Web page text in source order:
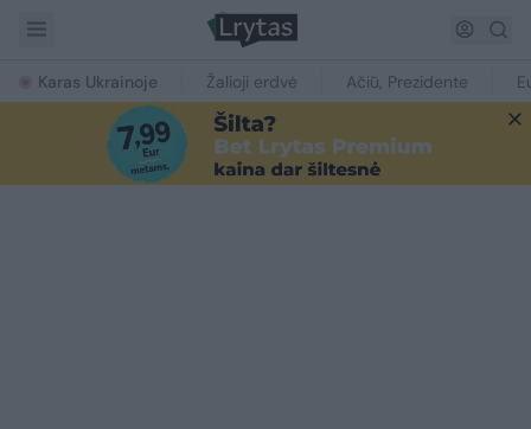
Karas Ukrainoje Žalioji erdvė Ačiū, Prezidente